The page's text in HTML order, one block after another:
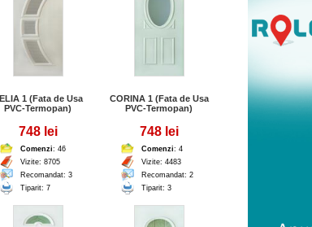
1 (Fata de Usa
PVC-Termopan)
748 lei
Comenzi: 46
Vizite: 8705
Recomandat: 3
Tiparit: 7
CORINA 1 (Fata de Usa
PVC-Termopan)
748 lei
Comenzi: 4
Vizite: 4483
Recomandat: 2
Tiparit: 3